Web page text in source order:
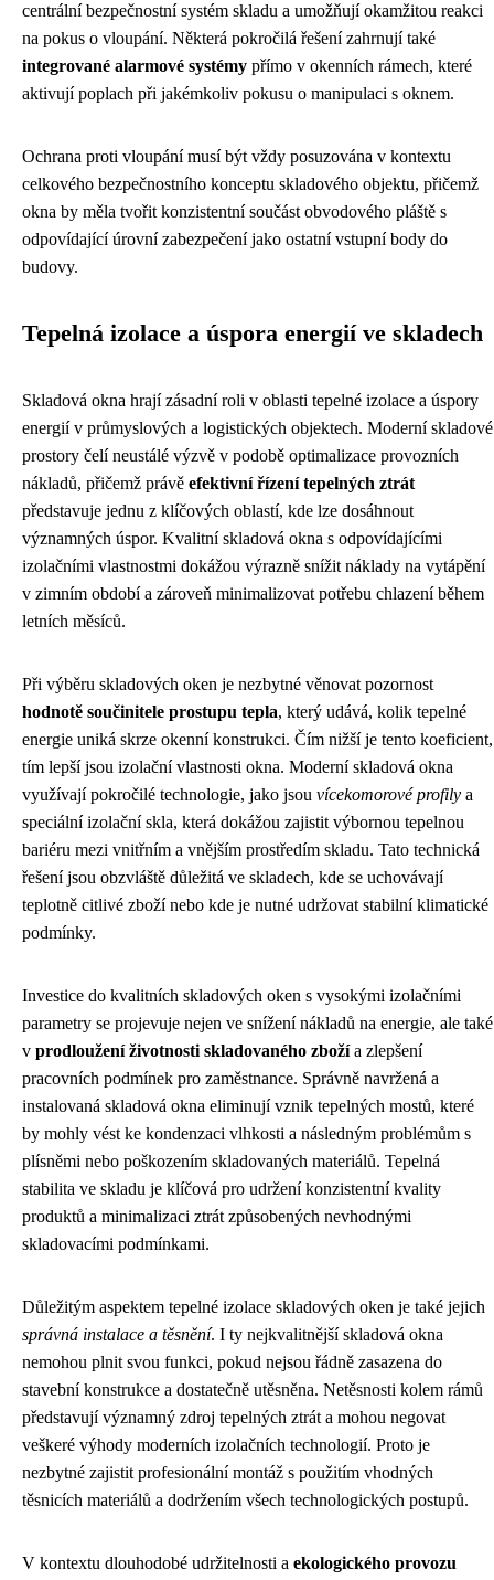
centrální bezpečnostní systém skladu a umožňují okamžitou reakci
na pokus o vloupání. Některá pokročilá řešení zahrnují také
integrované alarmové systémy přímo v okenních rámech, které
aktivují poplach při jakémkoliv pokusu o manipulaci s oknem.
Ochrana proti vloupání musí být vždy posuzována v kontextu
celkového bezpečnostního konceptu skladového objektu, přičemž
okna by měla tvořit konzistentní součást obvodového pláště s
odpovídající úrovní zabezpečení jako ostatní vstupní body do
budovy.
Tepelná izolace a úspora energií ve skladech
Skladová okna hrají zásadní roli v oblasti tepelné izolace a úspory
energií v průmyslových a logistických objektech. Moderní skladové
prostory čelí neustálé výzvě v podobě optimalizace provozních
nákladů, přičemž právě efektivní řízení tepelných ztrát
představuje jednu z klíčových oblastí, kde lze dosáhnout
významných úspor. Kvalitní skladová okna s odpovídajícími
izolačními vlastnostmi dokážou výrazně snížit náklady na vytápění
v zimním období a zároveň minimalizovat potřebu chlazení během
letních měsíců.
Při výběru skladových oken je nezbytné věnovat pozornost
hodnotě součinitele prostupu tepla, který udává, kolik tepelné
energie uniká skrze okenní konstrukci. Čím nižší je tento koeficient,
tím lepší jsou izolační vlastnosti okna. Moderní skladová okna
využívají pokročilé technologie, jako jsou vícekomorové profily a
speciální izolační skla, která dokážou zajistit výbornou tepelnou
bariéru mezi vnitřním a vnějším prostředím skladu. Tato technická
řešení jsou obzvláště důležitá ve skladech, kde se uchovávají
teplotně citlivé zboží nebo kde je nutné udržovat stabilní klimatické
podmínky.
Investice do kvalitních skladových oken s vysokými izolačními
parametry se projevuje nejen ve snížení nákladů na energie, ale také
v prodloužení životnosti skladovaného zbožía zlepšení
pracovních podmínek pro zaměstnance. Správně navržená a
instalovaná skladová okna eliminují vznik tepelných mostů, které
by mohly vést ke kondenzaci vlhkosti a následným problémům s
plísněmi nebo poškozením skladovaných materiálů. Tepelná
stabilita ve skladu je klíčová pro udržení konzistentní kvality
produktů a minimalizaci ztrát způsobených nevhodnými
skladovacími podmínkami.
Důležitým aspektem tepelné izolace skladových oken je také jejich
správná instalace a těsnění. I ty nejkvalitnější skladová okna
nemohou plnit svou funkci, pokud nejsou řádně zasazena do
stavební konstrukce a dostatečně utěsněna. Netěsnosti kolem rámů
představují významný zdroj tepelných ztrát a mohou negovat
veškeré výhody moderních izolačních technologií. Proto je
nezbytné zajistit profesionální montáž s použitím vhodných
těsnicích materiálů a dodržením všech technologických postupů.
V kontextu dlouhodobé udržitelnosti a ekologického provozu